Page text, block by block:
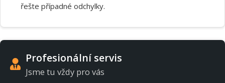
řešte případné odchylky.
Profesionální servis
Jsme tu vždy pro vás